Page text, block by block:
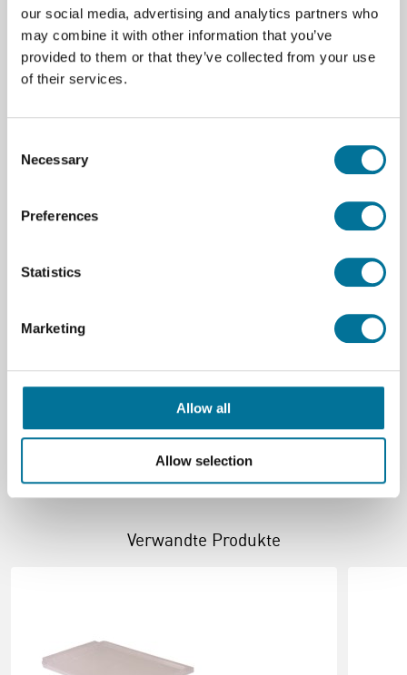
our social media, advertising and analytics partners who
may combine it with other information that you’ve
provided to them or that they’ve collected from your use
of their services.
Selection
Necessary
Preferences
Statistics
Marketing
Allow all
Allow selection
Bei Bestellungen von Gratnells Boxen und Zubehör
können die Versandkosten abhängig von dem
Bestellvolumen abweichen. Bitte fragen Sie uns!
Marke
Tiefe (cm)
Breite (cm)
Hohe (cm)
7,5 cm
Pastel yellow
Verwandte Produkte